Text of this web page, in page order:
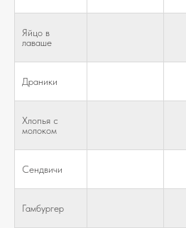
Яйцо в
лаваше
Драники
Хлопья с
молоком
Сендвичи
Гамбургер